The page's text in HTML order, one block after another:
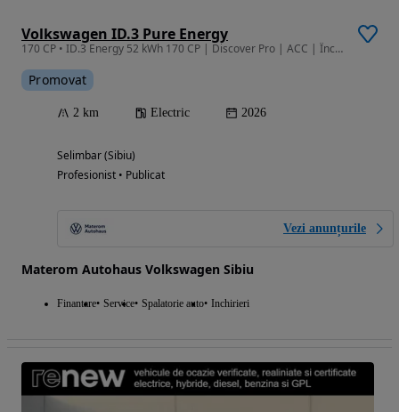
Volkswagen ID.3 Pure Energy
170 CP • ID.3 Energy 52 kWh 170 CP | Discover Pro | ACC | Încălzire în Scaune
Promovat
2 km Electric 2026
Selimbar (Sibiu)
Profesionist • Publicat
Vezi anunțurile
Materom Autohaus Volkswagen Sibiu
Finantare Service Spalatorie auto Inchirieri